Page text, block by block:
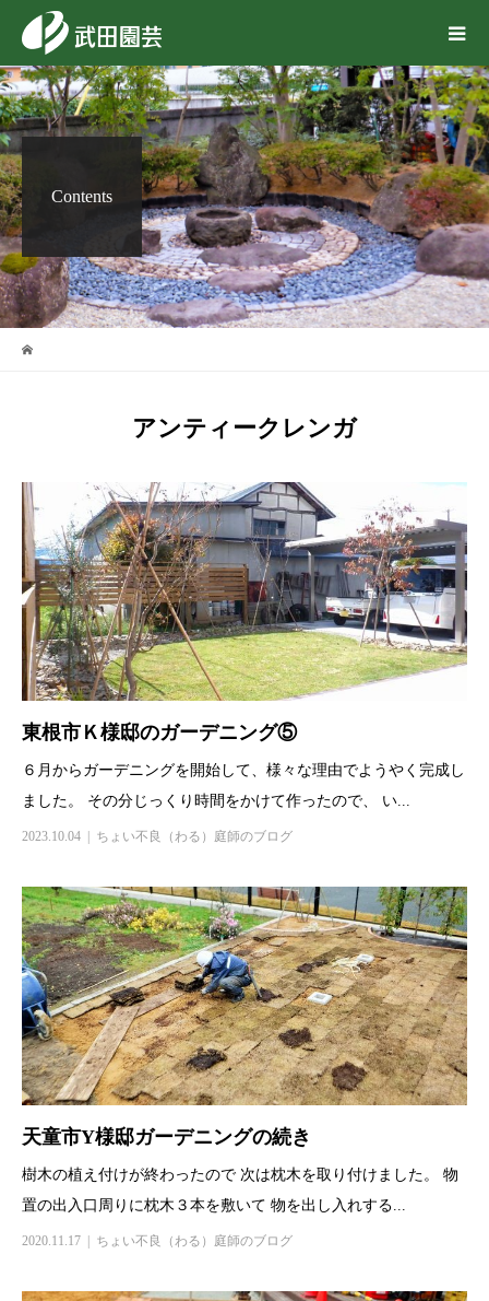
Contents
アンティークレンガ
東根市Ｋ様邸のガーデニング⑤
６月からガーデニングを開始して、様々な理由でようやく完成し
ました。 その分じっくり時間をかけて作ったので、 い...
2023.10.04 ちょい不良（わる）庭師のブログ
天童市Y様邸ガーデニングの続き
樹木の植え付けが終わったので 次は枕木を取り付けました。 物
置の出入口周りに枕木３本を敷いて 物を出し入れする...
2020.11.17 ちょい不良（わる）庭師のブログ